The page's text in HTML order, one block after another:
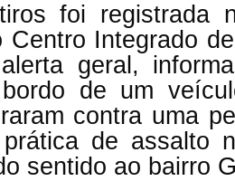
foi registrada
Centro Integrado
geral,
de um
contra uma
de assalto
sentido ao bairro